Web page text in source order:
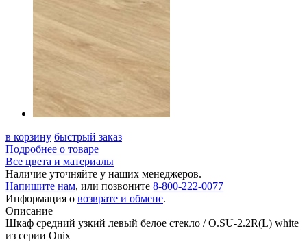
в корзину быстрый заказ
Подробнее о товаре
Все цвета и материалы
Наличие уточняйте у наших менеджеров.
Напишите нам, или позвоните 8-800-222-0077
Информация о возврате и обмене.
Описание
Шкаф средний узкий левый белое стекло / O.SU-2.2R(L) white
из серии Onix